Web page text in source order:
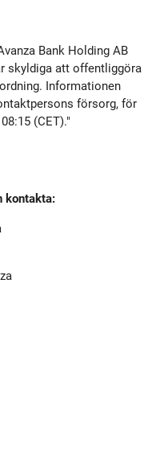
Bank Holding AB
skyldiga att offentliggöra
Informationen
försorg, för
(CET)."
kontakta: